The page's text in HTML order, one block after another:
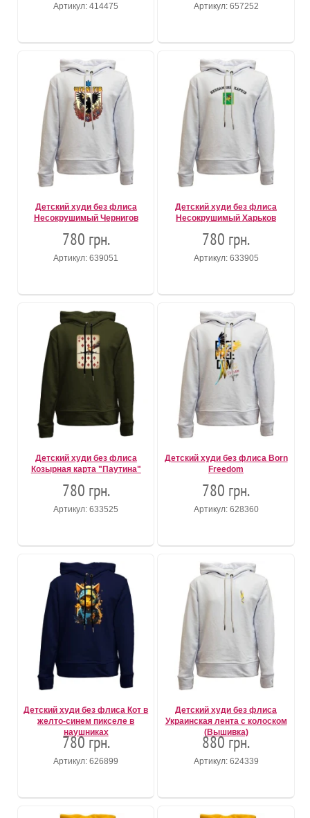
Артикул: 414475 Артикул: 657252
Детский худи без флиса
Несокрушимый Чернигов
780 грн.
Артикул: 639051
Детский худи без флиса
Несокрушимый Харьков
780 грн.
Артикул: 633905
Детский худи без флиса
Козырная карта "Паутина"
780 грн.
Артикул: 633525
Детский худи без флиса Born
Freedom
780 грн.
Артикул: 628360
Детский худи без флиса Кот в
желто-синем пикселе в
наушниках
780 грн.
Артикул: 626899
Детский худи без флиса
Украинская лента с колоском
(Вышивка)
880 грн.
Артикул: 624339